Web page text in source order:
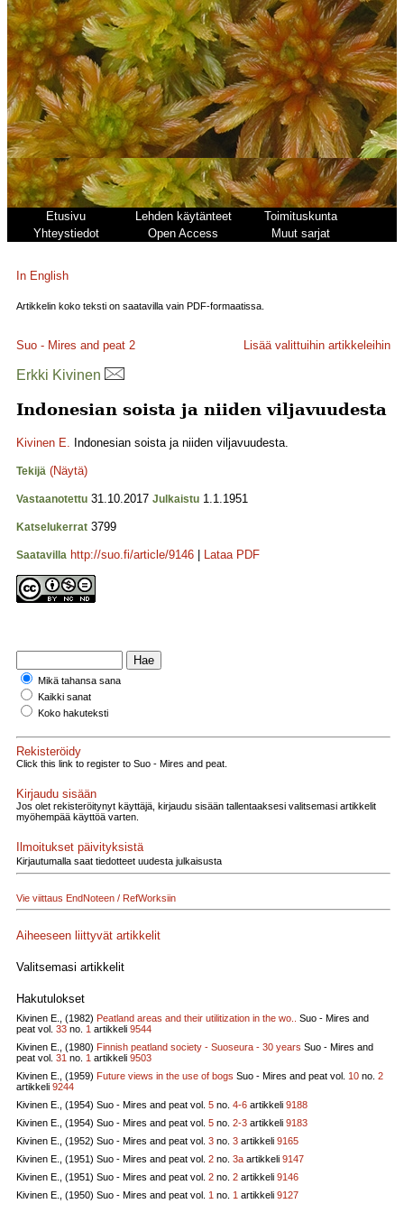
Etusivu Lehden käytänteet
Toimituskunta
Yhteystiedot
Open Access Muut sarjat
In English
Artikkelin koko teksti on saatavilla vain PDF-formaatissa.
Suo - Mires and peat 2 Lisää valittuihin artikkeleihin
Erkki Kivinen
Indonesian soista ja niiden viljavuudesta
Kivinen E. Indonesian soista ja niiden viljavuudesta.
Tekijä (Näytä)
Vastaanotettu 31.10.2017 Julkaistu 1.1.1951
Katselukerrat 3799
Saatavilla http://suo.fi/article/9146 Lataa PDF
Mikä tahansa sana
Kaikki sanat
Koko hakuteksti
Rekisteröidy
Click this link to register to Suo - Mires and peat.
Kirjaudu sisään
Jos olet rekisteröitynyt käyttäjä, kirjaudu sisään tallentaaksesi valitsemasi artikkelit
myöhempää käyttöä varten.
Ilmoitukset päivityksistä
Kirjautumalla saat tiedotteet uudesta julkaisusta
Vie viittaus EndNoteen / RefWorksiin
Aiheeseen liittyvät artikkelit
Valitsemasi artikkelit
Hakutulokset
Kivinen E., (1982) Peatland areas and their utilitization in the wo..
Suo - Mires and
peat vol. 33 no. 1 artikkeli 9544
Kivinen E., (1980) Finnish peatland society - Suoseura - 30 years Suo - Mires and
peat vol. 31 no. 1 artikkeli 9503
Kivinen E., (1959) Future views in the use of bogs Suo - Mires and peat vol. 10 no. 2
artikkeli 9244
Kivinen E., (1954) Suo - Mires and peat vol. 5 no. 4-6 artikkeli 9188
Kivinen E., (1954) Suo - Mires and peat vol. 5 no. 2-3 artikkeli 9183
Kivinen E., (1952) Suo - Mires and peat vol. 3 no. 3 artikkeli 9165
Kivinen E., (1951) Suo - Mires and peat vol. 2 no. 3a artikkeli 9147
Kivinen E., (1951) Suo - Mires and peat vol. 2 no. 2 artikkeli 9146
Kivinen E., (1950) Suo - Mires and peat vol. 1 no. 1 artikkeli 9127